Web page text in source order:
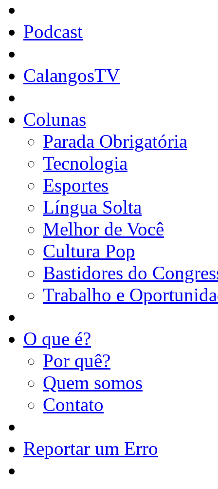
Podcast
CalangosTV
Colunas
Parada Obrigatória
Tecnologia
Esportes
Língua Solta
Melhor de Você
Cultura Pop
Bastidores do
Trabalho e
O que é?
Por quê?
Quem somos
Contato
Reportar um Erro